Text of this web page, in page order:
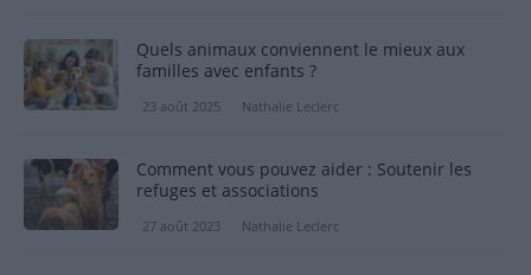
Quels animaux conviennent le mieux aux
familles avec enfants ?
23 août 2025 Nathalie Leclerc
Comment vous pouvez aider : Soutenir les
refuges et associations
27 août 2023 Nathalie Leclerc